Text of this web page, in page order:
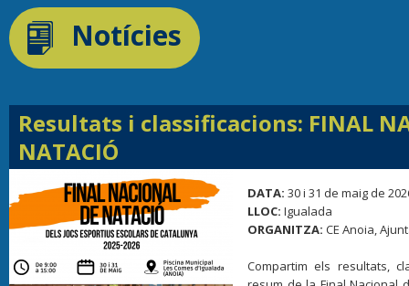
Notícies
Resultats i classificacions: FINAL
NATACIÓ
DATA: 30 i 31 de maig de
LLOC: Igualada
ORGANITZA: CE Anoia,
Compartim els resultats,